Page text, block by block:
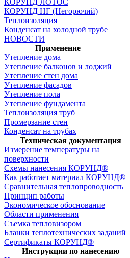
КОРУНД ЛОТОС
КОРУНД НГ (Негорючий)
Теплоизоляция
Конденсат на холодной трубе
НОВОСТИ
Применение
Утепление дома
Утепление балконов и лоджий
Утепление стен дома
Утепление фасадов
Утепление пола
Утепление фундамента
Теплоизоляция труб
Промерзание стен
Конденсат на трубах
Техническая документация
Измерение температуры на
поверхности
Схемы нанесения КОРУНД®
Как работает материал КОРУНД®
Сравнительная теплопроводность
Принцип работы
Экономическое обоснование
Области применения
Съемка тепловизором
Бланки теплотехнических заданий
Сертификаты КОРУНД®
Инструкции по нанесению